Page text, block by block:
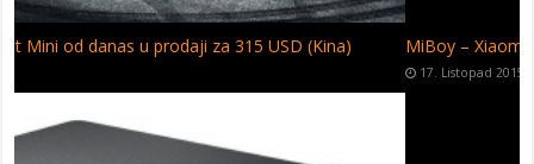
MiBoy – Xiaomi džemper za sezonu 2015/2016